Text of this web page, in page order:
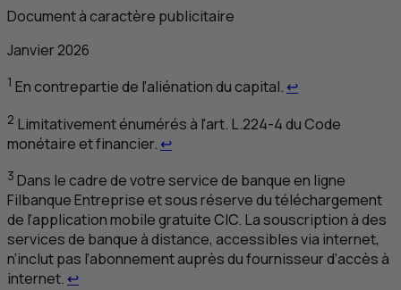
Document à caractère publicitaire
Janvier 2026
1 En contrepartie de l’aliénation du capital. ↩Retour au
2 Limitativement énumérés à l'art. L.224-4 du Code
monétaire et financier. ↩Retour au renvoi 2
3 Dans le cadre de votre service de banque en ligne
Filbanque Entreprise et sous réserve du téléchargement
de l’application mobile gratuiteCIC. La souscription à des
services de banque à distance, accessibles via internet,
n’inclut pas l’abonnement auprès du fournisseur d’accès à
internet. ↩Retour au renvoi 3